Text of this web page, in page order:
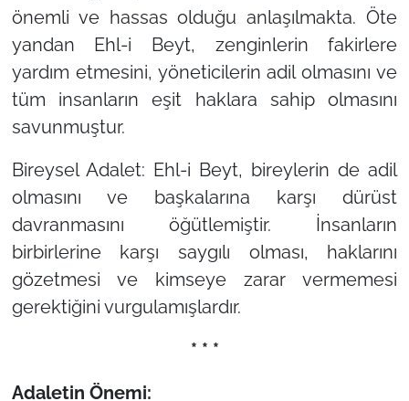
önemli ve hassas olduğu anlaşılmakta. Öte
yandan Ehl-i Beyt, zenginlerin fakirlere
yardım etmesini, yöneticilerin adil olmasını ve
tüm insanların eşit haklara sahip olmasını
savunmuştur.
Bireysel Adalet: Ehl-i Beyt, bireylerin de adil
olmasını ve başkalarına karşı dürüst
davranmasını öğütlemiştir. İnsanların
birbirlerine karşı saygılı olması, haklarını
gözetmesi ve kimseye zarar vermemesi
gerektiğini vurgulamışlardır.
* * *
Adaletin Önemi: